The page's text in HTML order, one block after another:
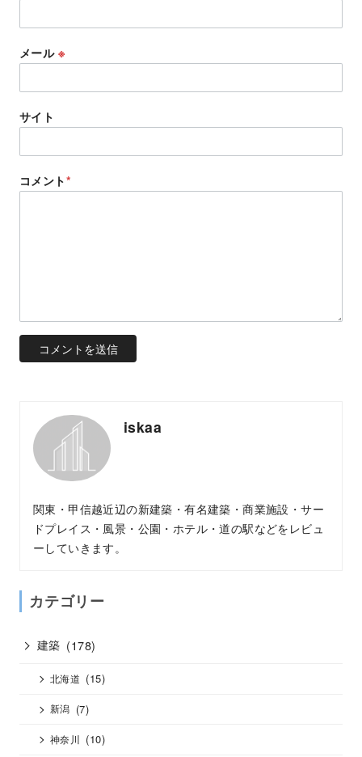
メール ※
サイト
コメント*
iskaa
関東・甲信越近辺の新建築・有名建築・商業施設・サー
ドプレイス・風景・公園・ホテル・道の駅などをレビュ
ーしていきます。
カテゴリー
建築 (178)
北海道 (15)
新潟 (7)
神奈川 (10)